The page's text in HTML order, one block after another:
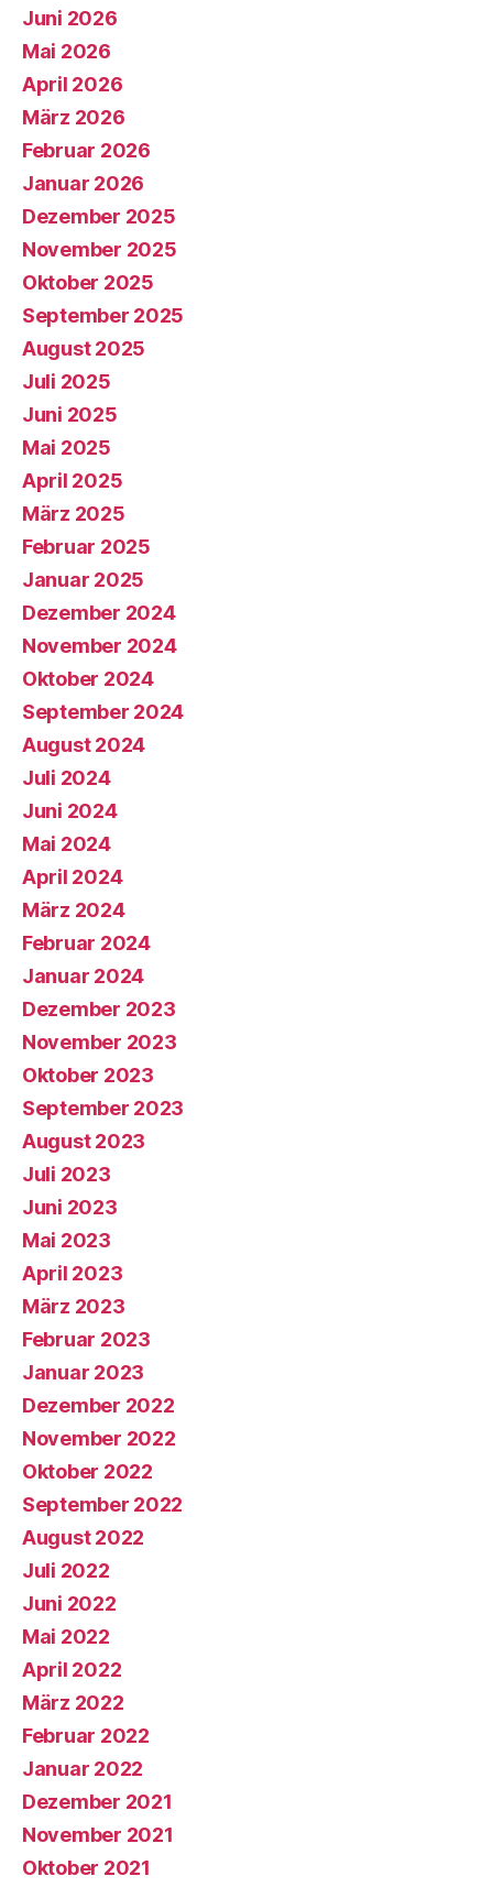
Juni 2026
Mai 2026
April 2026
März 2026
Februar 2026
Januar 2026
Dezember 2025
November 2025
Oktober 2025
September 2025
August 2025
Juli 2025
Juni 2025
Mai 2025
April 2025
März 2025
Februar 2025
Januar 2025
Dezember 2024
November 2024
Oktober 2024
September 2024
August 2024
Juli 2024
Juni 2024
Mai 2024
April 2024
März 2024
Februar 2024
Januar 2024
Dezember 2023
November 2023
Oktober 2023
September 2023
August 2023
Juli 2023
Juni 2023
Mai 2023
April 2023
März 2023
Februar 2023
Januar 2023
Dezember 2022
November 2022
Oktober 2022
September 2022
August 2022
Juli 2022
Juni 2022
Mai 2022
April 2022
März 2022
Februar 2022
Januar 2022
Dezember 2021
November 2021
Oktober 2021